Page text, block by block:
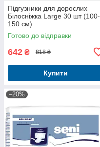
Підгузники для дорослих
Білосніжка Large 30 шт (100-
150 см)
Готово до відправки
642 ₴ 818 ₴
Купити
–20%